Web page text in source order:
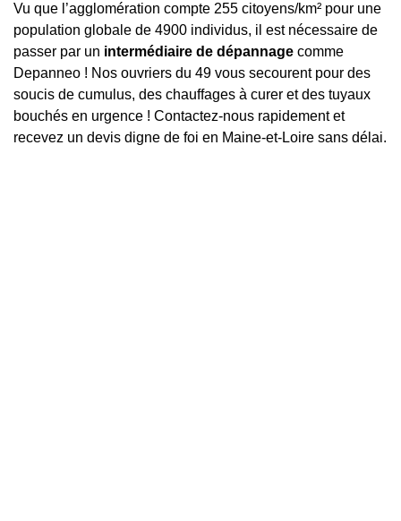
Vu que l’agglomération compte 255 citoyens/km² pour une
population globale de 4900 individus, il est nécessaire de
passer par un intermédiaire de dépannage comme
Depanneo ! Nos ouvriers du 49 vous secourent pour des
soucis de cumulus, des chauffages à curer et des tuyaux
bouchés en urgence ! Contactez-nous rapidement et
recevez un devis digne de foi en Maine-et-Loire sans délai.